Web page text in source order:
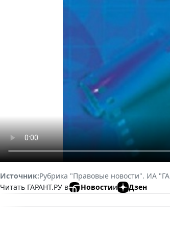
Источник:Рубрика "Правовые новости". ИА
Читать ГАРАНТ.РУ в
Новостии Дзен